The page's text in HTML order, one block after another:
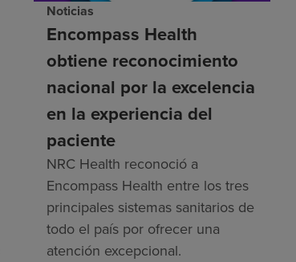
Noticias
Encompass Health
obtiene reconocimiento
nacional por la excelencia
en la experiencia del
paciente
NRC Health reconoció a
Encompass Health entre los tres
principales sistemas sanitarios de
todo el país por ofrecer una
atención excepcional.